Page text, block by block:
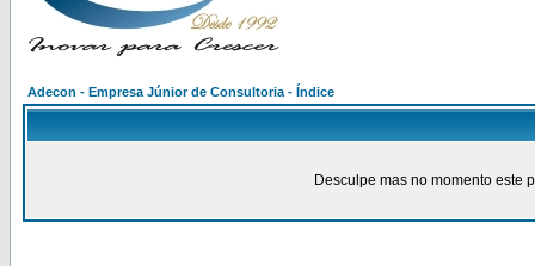
Adecon - Empresa Júnior de Consultoria - Índice
Desculpe mas no momento este